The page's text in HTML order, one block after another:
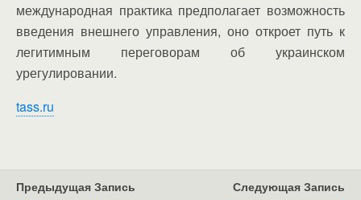
международная практика предполагает возможность
введения внешнего управления, оно откроет путь к
легитимным переговорам об украинском
урегулировании.
tass.ru
Предыдущая Запись Следующая Запись